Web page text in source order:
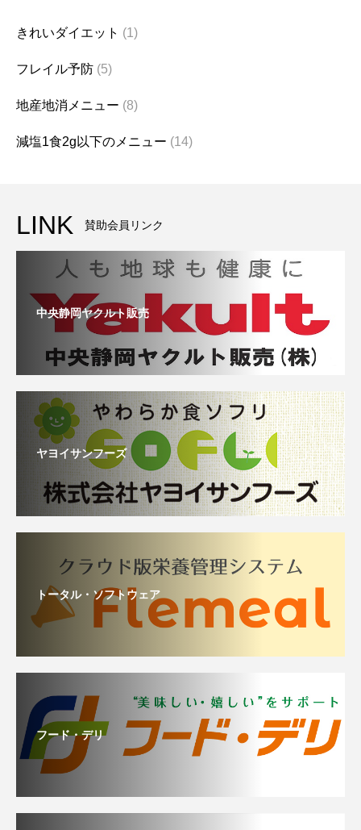
きれいダイエット (1)
フレイル予防 (5)
地産地消メニュー (8)
減塩1食2g以下のメニュー (14)
LINK 賛助会員リンク
中央静岡ヤクルト販売
ヤヨイサンフーズ
トータル・ソフトウェア
フード・デリ